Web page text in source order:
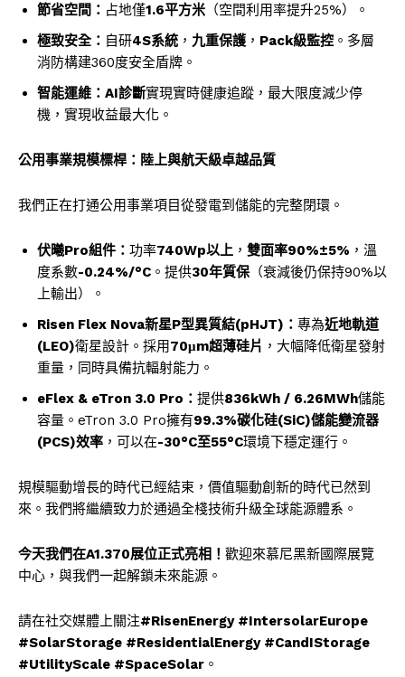
節省空間： 占地僅1.6平方米 （空間利用率提升25%）。
極致安全： 自研4S系統 ， 九重保護 ， Pack級監控 。多層
消防構建360度安全盾牌。
智能運維： AI診斷實現實時健康追蹤，最大限度減少停
機，實現收益最大化。
公用事業規模標桿：陸上與航天級卓越品質
我們正在打通公用事業項目從發電到儲能的完整閉環。
伏曦Pro組件： 功率740Wp以上 ， 雙面率90%±5% ，溫
度系數-0.24%/°C 。提供30年質保 （衰減後仍保持90%以
上輸出）。
Risen Flex Nova新星P型異質結(pHJT)： 專為近地軌道
(LEO)衛星設計。採用70μm超薄硅片 ，大幅降低衛星發射
重量，同時具備抗輻射能力。
eFlex & eTron 3.0 Pro： 提供836kWh / 6.26MWh儲能
容量。eTron 3.0 Pro擁有99.3%碳化硅(SiC)儲能變流器
(PCS)效率 ，可以在-30°C至55°C環境下穩定運行。
規模驅動增長的時代已經結束，價值驅動創新的時代已然到
來。我們將繼續致力於通過全棧技術升級全球能源體系。
今天我們在A1.370展位正式亮相！ 歡迎來慕尼黑新國際展覽
中心，與我們一起解鎖未來能源。
請在社交媒體上關注#RisenEnergy #IntersolarEurope
#SolarStorage #ResidentialEnergy #CandIStorage
#UtilityScale #SpaceSolar 。